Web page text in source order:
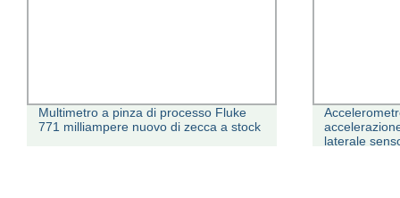
Multimetro a pinza di processo Fluke
771 milliampere nuovo di zecca a stock
laterale